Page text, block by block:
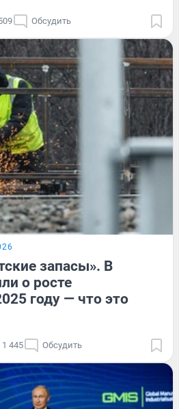
Обсудить
запасы». В
о росте
году — что это
1 445 Обсудить